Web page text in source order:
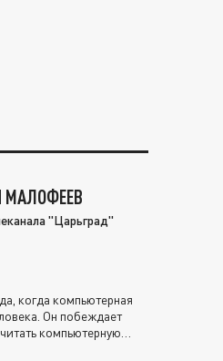
МАЛОФЕЕВ
"Царьград"
когда компьютерная
Он побеждает
компьютерную